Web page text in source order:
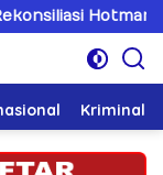
Saat
Kriminal